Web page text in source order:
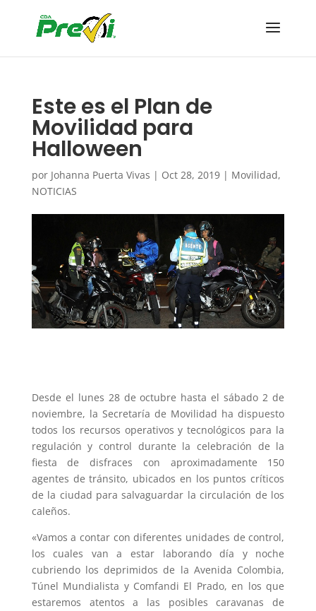
Este es el Plan de
Movilidad para
Halloween
por Johanna Puerta Vivas | Oct 28, 2019| Movilidad,
NOTICIAS
Desde el lunes 28 de octubre hasta el sábado 2 de
noviembre, la Secretaría de Movilidad ha dispuesto
todos los recursos operativos y tecnológicos para la
regulación y control durante la celebración de la
fiesta de disfraces con aproximadamente 150
agentes de tránsito, ubicados en los puntos críticos
de la ciudad para salvaguardar la circulación de los
caleños.
«Vamos a contar con diferentes unidades de control,
los cuales van a estar laborando día y noche
cubriendo los deprimidos de la Avenida Colombia,
Túnel Mundialista y Comfandi El Prado, en los que
estaremos atentos a las posibles caravanas de